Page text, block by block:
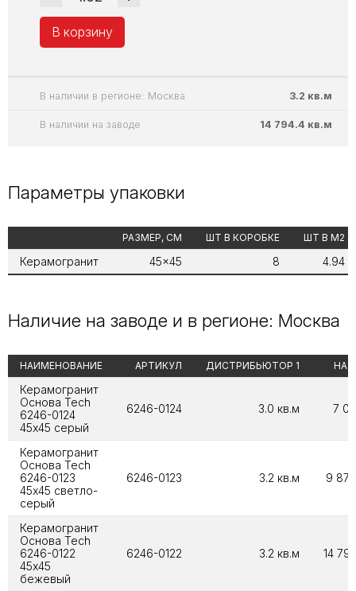
В корзину
В наличии в регионе: Москва 3.2 кв.м
В наличии на заводе 14 794.4 кв.м
Параметры упаковки
РАЗМЕР, СМ ШТ В КОРОБКЕ ШТ В М2
Керамогранит 45x45 8 4.94
Наличие на заводе и в регионе: Москва
НАИМЕНОВАНИЕ АРТИКУЛ ДИСТРИБЬЮТОР 1 НА
Керамогранит
Основа Tech
6246-0124
45х45 серый
6246-0124 3.0 кв.м 7
Керамогранит
Основа Tech
6246-0123
45х45 светло-
серый
6246-0123 3.2 кв.м 9
Керамогранит
Основа Tech
6246-0122
45х45
бежевый
6246-0122 3.2 кв.м 14